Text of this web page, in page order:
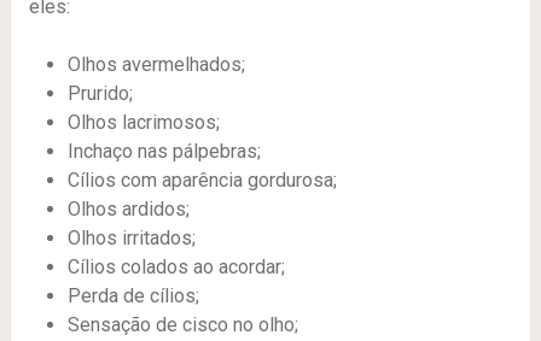
eles:
Olhos avermelhados;
Prurido;
Olhos lacrimosos;
Inchaço nas pálpebras;
Cílios com aparência gordurosa;
Olhos ardidos;
Olhos irritados;
Cílios colados ao acordar;
Perda de cílios;
Sensação de cisco no olho;